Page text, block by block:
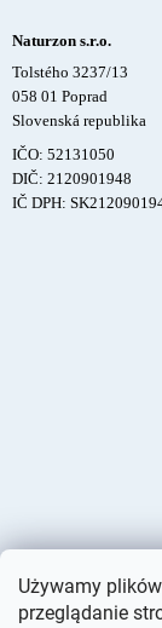
Używamy
przeglądanie
Naturzon s.r.o.
Tolstého 3237/13
058 01 Poprad
Slovenská republika
IČO: 52131050
DIČ: 2120901948
IČ DPH: